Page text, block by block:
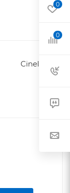
Cinelli
0
0